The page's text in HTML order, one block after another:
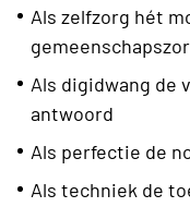
Als zelfzorg hét
Als digidwang de
antwoord
Als perfectie de
Als techniek de